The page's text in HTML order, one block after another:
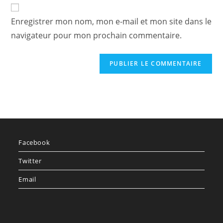
votre
site
(facultatif)
Enregistrer mon nom, mon e-mail et mon site dans le
navigateur pour mon prochain commentaire.
Facebook
Twitter
Email